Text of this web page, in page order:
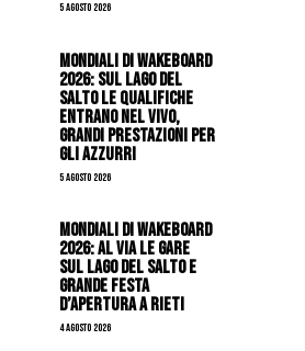
5 Agosto 2026
Mondiali di Wakeboard
2026: sul Lago del
Salto le qualifiche
entrano nel vivo,
grandi prestazioni per
gli azzurri
5 Agosto 2026
Mondiali di Wakeboard
2026: al via le gare
sul Lago del Salto e
grande festa
d’apertura a Rieti
4 Agosto 2026